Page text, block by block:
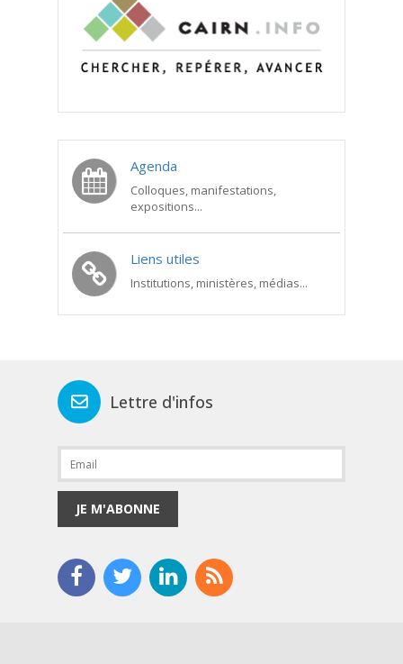
Agenda
Colloques, manifestations,
expositions...
Liens utiles
Institutions, ministères, médias...
Lettre d'infos
JE M'ABONNE